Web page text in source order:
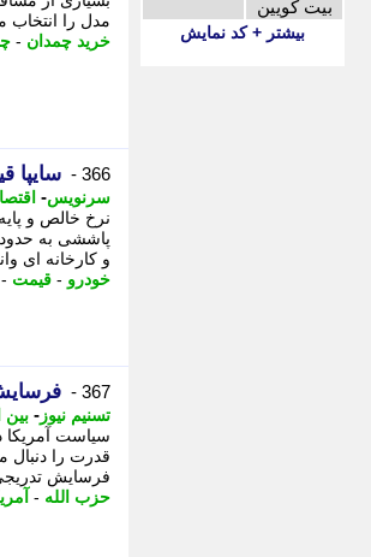
بیت کویین
بیشتر + کد نمایش
مدل را
خرید چمدان -
366 - سایپا
سرنویس-
و کارخانه ای
خودرو - قیمت -
367 -
تسنیم نیوز - بین
سیاست آمریکا
قدرت را دنبال
فرسایش
حزب الله -